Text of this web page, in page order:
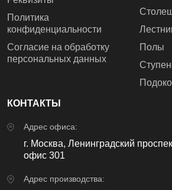
Политика
конфиденциальности
Согласие на обработку
персональных данных
Полы
КОНТАКТЫ
Адрес офиса:
г. Москва, Ленинградский
офис 301
Адрес производства: